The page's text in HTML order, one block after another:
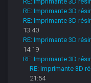
RE: Imprimante 3D
RE: Imprimante 3D
13:40
RE: Imprimante 3D
14:19
RE: Imprimante 3D
RE: Imprimante 3D
21:54